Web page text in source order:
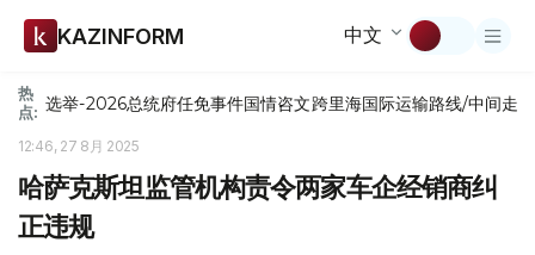
KAZINFORM 中文
热
点: 选举-2026总统府任免事件国情咨文跨里海国际运输路线/中间走廊
12:46, 27 8月 2025
哈萨克斯坦监管机构责令两家车企经销商纠
正违规